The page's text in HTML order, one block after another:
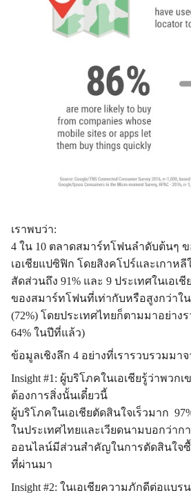
เราพบว่า:
4 ใน 10 ตลาดสมาร์ทโฟนลำดับต้นๆ
เอเชียแปซิฟิก โดยสิงคโปร์และเกาห
สัดส่วนถึง 91% และ 9 ประเทศในเอเ
ของสมาร์ทโฟนที่เท่ากับหรือสูงกว่าใ
(72%) โดยประเทศไทยก็ตามมาอย่างร
64% ในปีที่แล้ว)
ข้อมูลเชิงลึก 4 อย่างที่เรารวบรวมมา
Insight #1: ผู้บริโภคในเอเชียรู้ว่าพวกเ
ต้องการสิ่งนั้นเดี๋ยวนี้
ผู้บริโภคในเอเชียตัดสินใจเร็วมาก
ในประเทศไทยและเวียดนามบอกว่าก
ออนไลน์มีส่วนสำคัญในการตัดสินใจซื้
ที่ผ่านมา
Insight #2: ในเอเชียความภักดีต่อแบร